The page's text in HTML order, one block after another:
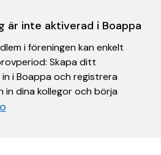
är inte aktiverad i Boappa
i föreningen kan enkelt
Skapa ditt
i Boappa och registrera
in dina kollegor och börja